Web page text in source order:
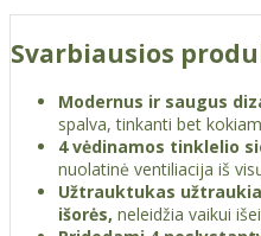
Svarbiausios
Modernus ir saugus
spalva, tinkanti bet
4vėdinamos tinklelio
nuolatinė ventiliacija iš
Užtrauktukas
išorės, neleidžia vaikui